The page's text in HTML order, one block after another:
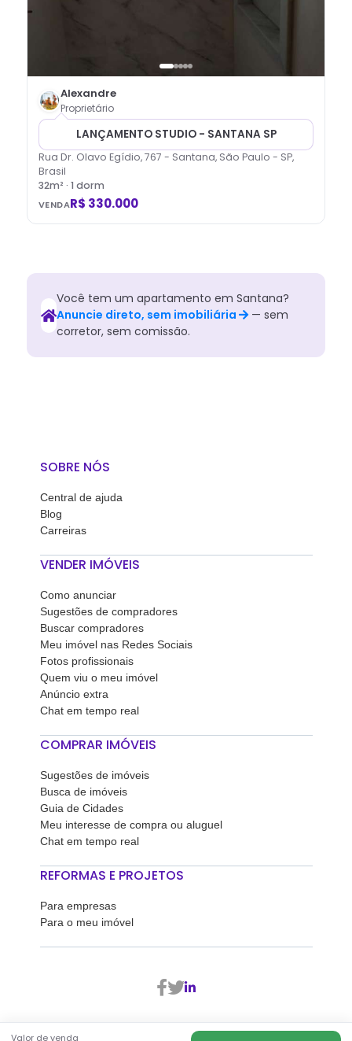
Alexandre
Proprietário
LANÇAMENTO STUDIO - SANTANA SP
Rua Dr. Olavo Egídio, 767 - Santana, São Paulo - SP,
Brasil
32m² · 1 dorm
VENDAR$ 330.000
Você tem um apartamento em Santana?
Anuncie direto, sem imobiliária
— sem
corretor, sem comissão.
Valor de venda
SOBRE NÓS
Central de ajuda
Blog
Carreiras
VENDER IMÓVEIS
Como anunciar
Sugestões de compradores
Buscar compradores
Meu imóvel nas Redes Sociais
Fotos profissionais
Quem viu o meu imóvel
Anúncio extra
Chat em tempo real
COMPRAR IMÓVEIS
Sugestões de imóveis
Busca de imóveis
Guia de Cidades
Meu interesse de compra ou aluguel
Chat em tempo real
REFORMAS E PROJETOS
Para empresas
Para o meu imóvel
2026Proprietario Direto - Todos os direitos reservados